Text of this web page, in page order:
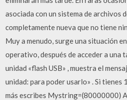
asociada con un sistema de archivos
completamente nueva que no tiene
Muy a menudo, surge una situación
operativo, después de acceder a una
unidad «flash USB» , muestra el
unidad: para poder usarlo» . Si tienes
más escribes Mystring=(80000000)